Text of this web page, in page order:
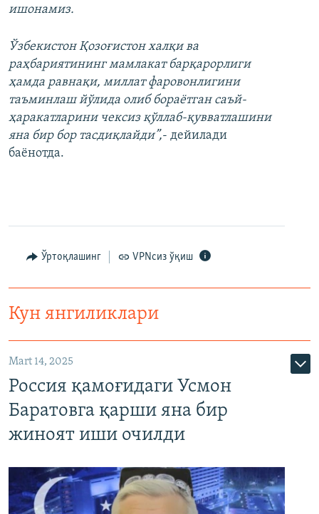
ишонамиз.
Ўзбекистон Қозоғистон халқи ва
раҳбариятининг мамлакат барқарорлиги
ҳамда равнақи, миллат фаровонлигини
таъминлаш йўлида олиб бораётган саъй-
ҳаракатларини чексиз қўллаб-қувватлашини
яна бир бор тасдиқлайди”,- дейилади
баёнотда.
Ўртоқлашинг VPNсиз ўқиш
Кун янгиликлари
Mart 14, 2025
Россия қамоғидаги Усмон
Баратовга қарши яна бир
жиноят иши очилди